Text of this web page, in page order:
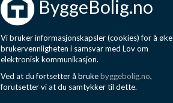
ByggeBolig.no
Vi bruker informasjonskapsler (cookies) for å øke
brukervennligheten i samsvar med Lov om
elektronisk kommunikasjon.
Ved at du fortsetter å brukebyggebolig.no,
forutsetter vi at du samtykker til dette.